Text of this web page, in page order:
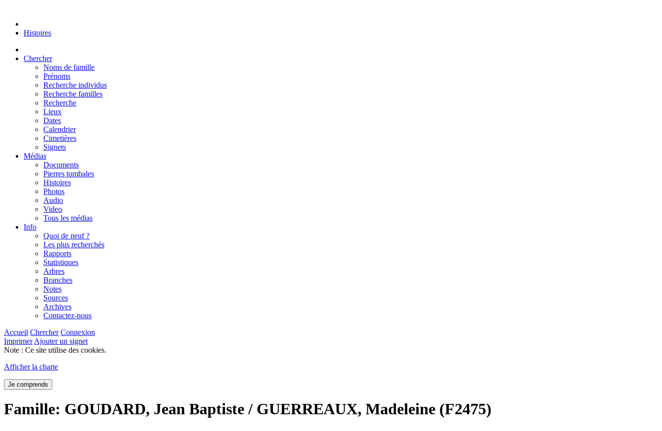
Histoires
Chercher
Noms de famille
Prénoms
Recherche individus
Recherche familles
Recherche
Lieux
Dates
Calendrier
Cimetières
Signets
Médias
Documents
Pierres tombales
Histoires
Photos
Audio
Video
Tous les médias
Info
Quoi de neuf ?
Les plus recherchés
Rapports
Statistiques
Arbres
Branches
Notes
Sources
Archives
Contactez-nous
Accueil Chercher Connexion
Imprimer Ajouter un signet
Note : Ce site utilise des cookies.
Afficher la charte
Je comprends
Famille: GOUDARD, Jean Baptiste / GUERREAUX, Madeleine (F2475)